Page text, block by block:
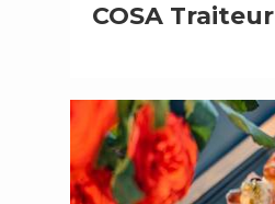
COSA Traiteur